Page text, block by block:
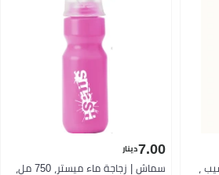
،
7.00دينار
سماش | زجاجة ماء ميستر، 750 مل،